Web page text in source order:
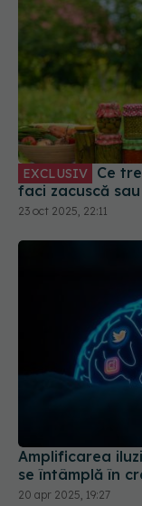
EXCLUSIV
faci zacuscă
23 oct 2025, 22:11
Amplificarea
se întâmplă în
20 apr 2025, 19:27